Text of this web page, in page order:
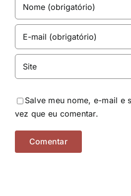
Salve meu nome, e-mail e
vez que eu comentar.